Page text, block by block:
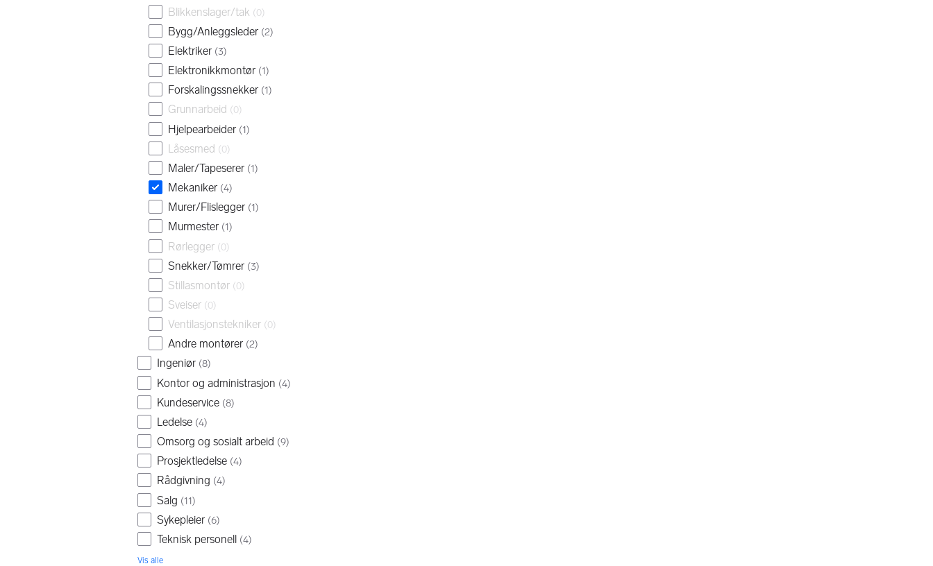
Blikkenslager/tak (0)
Bygg/Anleggsleder (2)
Elektriker (3)
Elektronikkmontør (1)
Forskalingssnekker (1)
Grunnarbeid (0)
Hjelpearbeider (1)
Låsesmed (0)
Maler/Tapeserer (1)
Mekaniker (4)
Murer/Flislegger (1)
Murmester (1)
Rørlegger (0)
Snekker/Tømrer (3)
Stillasmontør (0)
Sveiser (0)
Ventilasjonstekniker (0)
Andre montører (2)
Ingeniør (8)
Kontor og administrasjon (4)
Kundeservice (8)
Ledelse (4)
Omsorg og sosialt arbeid (9)
Prosjektledelse (4)
Rådgivning (4)
Salg (11)
Sykepleier (6)
Teknisk personell (4)
Vis alle